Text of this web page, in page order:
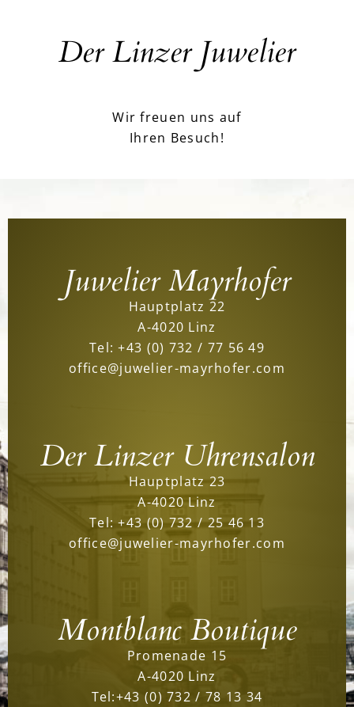
Der Linzer Juwelier
Wir freuen uns auf
Ihren Besuch!
Juwelier Mayrhofer
Hauptplatz 22
A-4020 Linz
Tel:+43 (0) 732 / 77 56 49
office@juwelier-mayrhofer.com
Der Linzer Uhrensalon
Hauptplatz 23
A-4020 Linz
Tel:+43 (0) 732 / 25 46 13
office@juwelier-mayrhofer.com
Montblanc Boutique
Promenade 15
A-4020 Linz
Tel:+43 (0) 732 / 78 13 34